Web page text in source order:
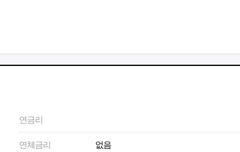
연금리
연체금리 없음